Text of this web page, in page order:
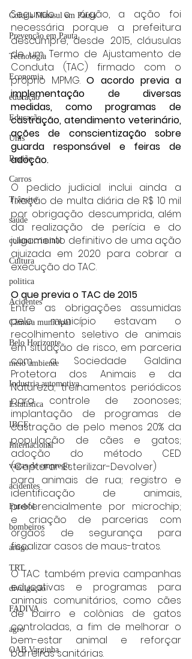
Coluna Minasul em Pauta
Prevenção em Pauta
Tecnologia
Economia
educaçao
Educação
Unis
Região
Carros
Trânsito
saúde
coluna criminal
Cultura
politica
Acidentes
Câmara municipal
Belo Horizonte
meio ambiente
Industria automotiva
Estatística
IBGE
Internacional
vagas de emprego
acidentes
Futebol
bombeiros
artigo
TRT
divulgação
FADIVA
agro
OAB Varginha
Segundo o órgão, a ação foi
necessária porque a prefeitura
descumpre, desde 2015, cláusulas
de um Termo de Ajustamento de
Conduta (TAC) firmado com o
próprio MPMG. O acordo previa a
implementação de diversas
medidas, como programas de
castração, atendimento veterinário,
ações de conscientização sobre
guarda responsável e feiras de
adoção.
O pedido judicial inclui ainda a
fixação de multa diária de R$ 10 mil
por obrigação descumprida, além
da realização de perícia e do
julgamento definitivo de uma ação
ajuizada em 2020 para cobrar a
execução do TAC.
O que previa o TAC de 2015
Entre as obrigações assumidas
pelo município estavam o
recolhimento seletivo de animais
em situação de risco, em parceria
com a Sociedade Galdina
Protetora dos Animais e da
Natureza; treinamentos periódicos
para controle de zoonoses;
implantação de programas de
castração de pelo menos 20% da
população de cães e gatos;
adoção do método CED
(Capturar-Esterilizar-Devolver)
para animais de rua; registro e
identificação de animais,
preferencialmente por microchip;
e criação de parcerias com
órgãos de segurança para
fiscalizar casos de maus-tratos.
O TAC também previa campanhas
educativas e programas para
animais comunitários, como cães
de bairro e colônias de gatos
controladas, a fim de melhorar o
bem-estar animal e reforçar
barreiras sanitárias.